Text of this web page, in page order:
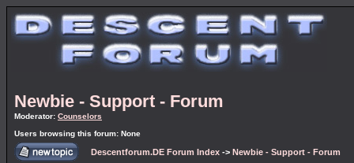
Newbie - Support - Forum
Moderator: Counselors
Users browsing this forum: None
Descentforum.DE Forum Index -> Newbie - Support - Forum